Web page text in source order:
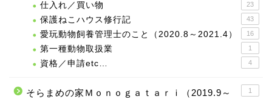
仕入れ／買い物 23
保護ねこハウス修行記 43
愛玩動物飼養管理士のこと（2020.8～2021.4） 16
第一種動物取扱業 1
資格／申請etc… 4
そらまめの家Ｍｏｎｏｇａｔａｒｉ（2019.9～
1